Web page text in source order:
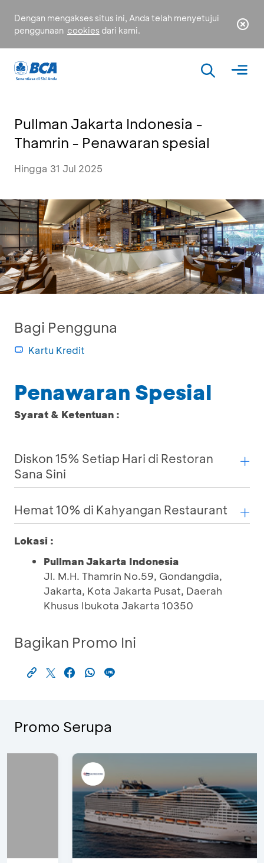
Dengan mengakses situs ini, Anda telah menyetujui
penggunaan cookies dari kami.
Pullman Jakarta Indonesia -
Thamrin - Penawaran spesial
Hingga 31 Jul 2025
Bagi Pengguna
Kartu Kredit
Penawaran Spesial
Syarat & Ketentuan :
Diskon 15% Setiap Hari di Restoran
Sana Sini
Hemat 10% di Kahyangan Restaurant
Lokasi :
Pullman Jakarta Indonesia
Jl. M.H. Thamrin No.59, Gondangdia,
Jakarta, Kota Jakarta Pusat, Daerah
Khusus Ibukota Jakarta 10350
Bagikan Promo Ini
Promo Serupa